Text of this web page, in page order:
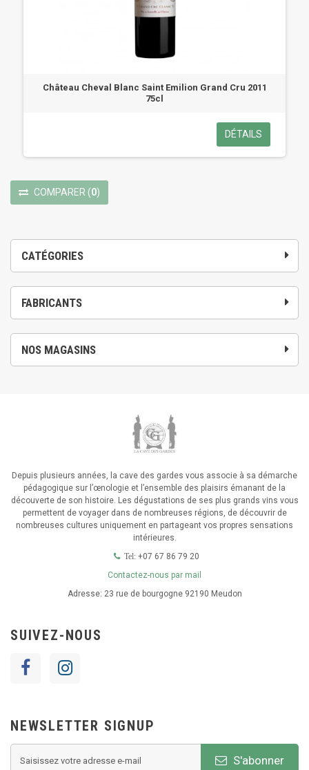
CATÉGORIES
FABRICANTS
NOS MAGASINS
Château Cheval Blanc Saint Emilion Grand Cru 2011
75cl
DÉTAILS
COMPARER (0)
Depuis plusieurs années, la cave des gardes vous associe à sa démarche
pédagogique sur l’œnologie et l’ensemble des plaisirs émanant de la
découverte de son histoire. Les dégustations de ses plus grands vins vous
permettent de voyager dans de nombreuses régions, de découvrir de
nombreuses cultures uniquement en partageant vos propres sensations
intérieures.
Tel:+07 67 86 79 20
Contactez-nous par mail
Adresse: 23 rue de bourgogne 92190 Meudon
SUIVEZ-NOUS
NEWSLETTER SIGNUP
S'abonner